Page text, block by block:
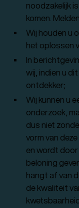
noodzakelijk
komen.
Wij houden u
het oplossen
In
wij, indien u
ontdekker;
Wij kunnen u
onderzoek,
dus niet
vorm van
en wordt door
beloning
hangt af van
de kwaliteit